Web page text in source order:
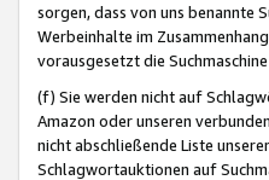
sorgen, dass von uns benannte
Werbeinhalte im
vorausgesetzt die
(f) Sie werden nicht auf
Amazon oder unseren
nicht abschließende Liste
Schlagwortauktionen auf